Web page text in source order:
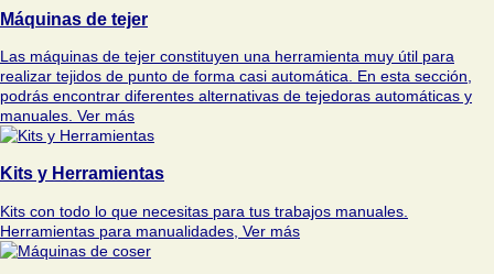
Máquinas de tejer
Las máquinas de tejer constituyen una herramienta muy útil para
realizar tejidos de punto de forma casi automática. En esta sección,
podrás encontrar diferentes alternativas de tejedoras automáticas y
manuales. Ver más
Kits y Herramientas
Kits con todo lo que necesitas para tus trabajos manuales.
Herramientas para manualidades, Ver más